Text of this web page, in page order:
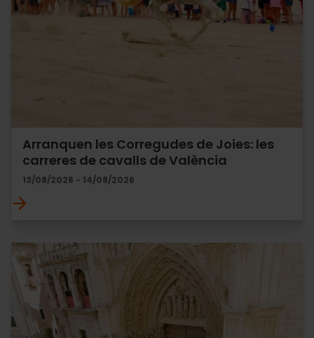
Arranquen les Corregudes de Joies: les
carreres de cavalls de València
13/08/2026 - 14/08/2026